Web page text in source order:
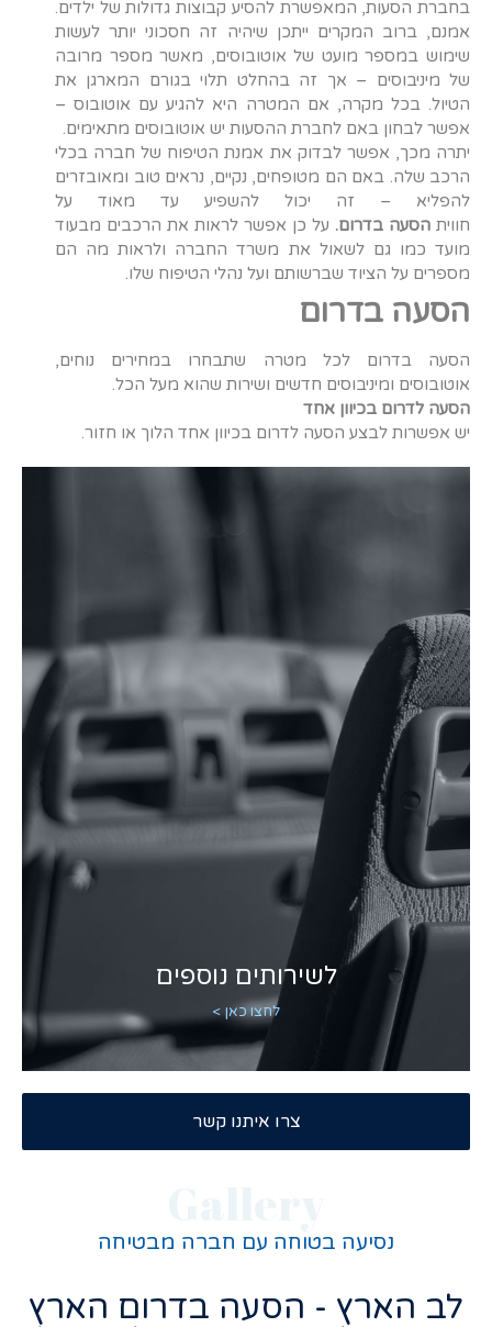
בחברת הסעות, המאפשרת להסיע קבוצות גדולות של ילדים.
אמנם, ברוב המקרים ייתכן שיהיה זה חסכוני יותר לעשות
שימוש במספר מועט של אוטובוסים, מאשר מספר מרובה
של מיניבוסים – אך זה בהחלט תלוי בגורם המארגן את
הטיול. בכל מקרה, אם המטרה היא להגיע עם אוטובוס –
אפשר לבחון באם לחברת ההסעות יש אוטובוסים מתאימים.
יתרה מכך, אפשר לבדוק את אמנת הטיפוח של חברה בכלי
הרכב שלה. באם הם מטופחים, נקיים, נראים טוב ומאובזרים
להפליא – זה יכול להשפיע עד מאוד על
חווית הסעה בדרום. על כן אפשר לראות את הרכבים מבעוד
מועד כמו גם לשאול את משרד החברה ולראות מה הם
מספרים על הציוד שברשותם ועל נהלי הטיפוח שלו.
הסעה בדרום
הסעה בדרום לכל מטרה שתבחרו במחירים נוחים,
אוטובוסים ומיניבוסים חדשים ושירות שהוא מעל הכל.
הסעה לדרום בכיוון אחד
יש אפשרות לבצע הסעה לדרום בכיוון אחד הלוך או חזור.
לשירותים נוספים
לחצו כאן >
צרו איתנו קשר
נסיעה בטוחה עם חברה מבטיחה
לב הארץ - הסעה בדרום הארץ